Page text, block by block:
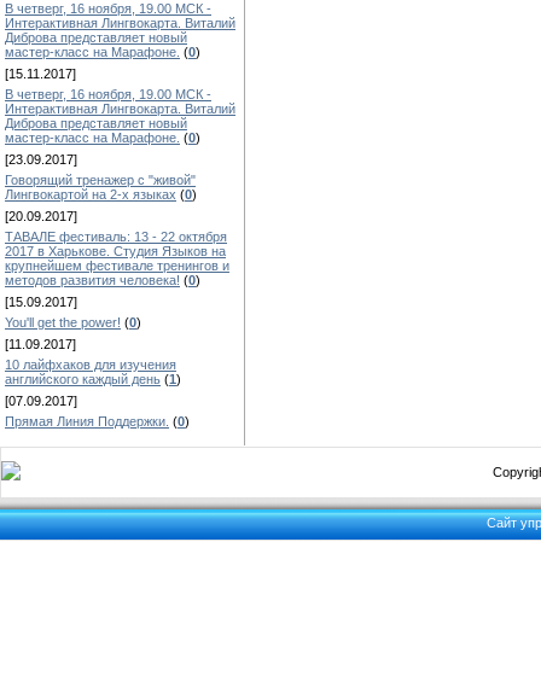
В четверг, 16 ноября, 19.00 МСК -
Интерактивная Лингвокарта. Виталий
Диброва представляет новый
мастер-класс на Марафоне. (0)
[15.11.2017]
В четверг, 16 ноября, 19.00 МСК -
Интерактивная Лингвокарта. Виталий
Диброва представляет новый
мастер-класс на Марафоне. (0)
[23.09.2017]
Говорящий тренажер с "живой"
Лингвокартой на 2-х языках (0)
[20.09.2017]
ТАВАЛЕ фестиваль: 13 - 22 октября
2017 в Харькове. Студия Языков на
крупнейшем фестивале тренингов и
методов развития человека! (0)
[15.09.2017]
You'll get the power! (0)
[11.09.2017]
10 лайфхаков для изучения
английского каждый день (1)
[07.09.2017]
Прямая Линия Поддержки. (0)
Сайт